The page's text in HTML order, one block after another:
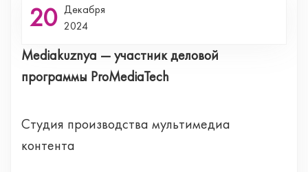
20 Декабря
2024
Mediakuznya — участник деловой
программы ProMediaTech
Cтудия производства мультимедиа
контента